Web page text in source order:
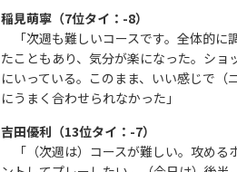
稲見萌寧（7位タイ：-8）
「次週も難しいコースです。全体的に
たこともあり、気分が楽になった。シ
にいっている。このまま、いい感じで
にうまく合わせられなかった」
吉田優利（13位タイ：-7）
「（次週は）コースが難しい。攻める